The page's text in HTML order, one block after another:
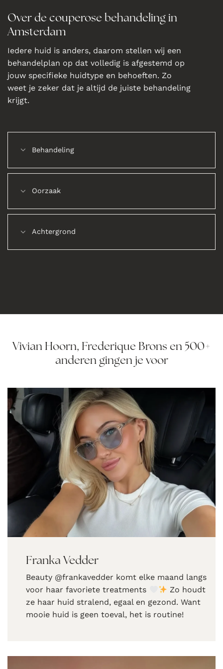
Over de couperose behandeling in
Amsterdam
Iedere huid is anders, daarom stellen wij een
behandelplan op dat volledig is afgestemd op
jouw specifieke huidtype en behoeften. Zo
weet je zeker dat je altijd de juiste behandeling
krijgt.
Behandeling
Oorzaak
Achtergrond
Vivian Hoorn, Frederique Brons en 500+
anderen gingen je voor
Franka Vedder
Beauty @frankavedder komt elke maand langs
voor haar favoriete treatments
Zo houdt
ze haar huid stralend, egaal en gezond. Want
mooie huid is geen toeval, het is routine!